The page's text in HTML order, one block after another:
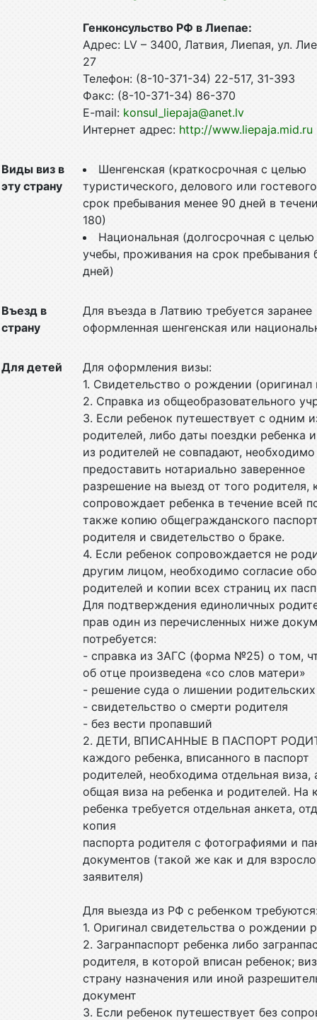
Генконсульство РФ в Лиепае:
Адрес: LV – 3400, Латвия, Лиепая, ул.
27
Телефон: (8-10-371-34) 22-517, 31-393
Факс: (8-10-371-34) 86-370
E-mail: konsul_liepaja@anet.lv
Интернет адрес: http://www.liepaja.mid.ru
Виды виз в
эту страну
Шенгенская (краткосрочная с целью
туристического, делового или
срок пребывания менее 90 дней в
180)
Национальная (долгосрочная с
учебы, проживания на срок пребывания
дней)
Въезд в
страну
Для въезда в Латвию требуется заранее
оформленная шенгенская или
Для детей
Для оформления визы:
1. Свидетельство о рождении
2. Справка из общеобразовательного
3. Если ребенок путешествует с одним
родителей, либо даты поездки ребенка
из родителей не совпадают, необходимо
предоставить нотариально заверенное
разрешение на выезд от того родителя,
сопровождает ребенка в течение всей
также копию общегражданского
родителя и свидетельство о браке.
4. Если ребенок сопровождается не
другим лицом, необходимо согласие
родителей и копии всех страниц их
Для подтверждения единоличных
прав один из перечисленных ниже
потребуется:
- справка из ЗАГС (форма №25) о том,
об отце произведена «со слов матери»
- решение суда о лишении
- свидетельство о смерти родителя
- без вести пропавший
2. ДЕТИ, ВПИСАННЫЕ В ПАСПОРТ
каждого ребенка, вписанного в паспорт
родителей, необходима отдельная виза,
общая виза на ребенка и родителей. На
ребенка требуется отдельная анкета,
копия
паспорта родителя с фотографиями и
документов (такой же как и для
заявителя)
Для выезда из РФ с ребенком
1. Оригинал свидетельства о рождении
2. Загранпаспорт ребенка либо
родителя, в которой вписан ребенок;
страну назначения или иной
документ
3. Если ребенок путешествует без